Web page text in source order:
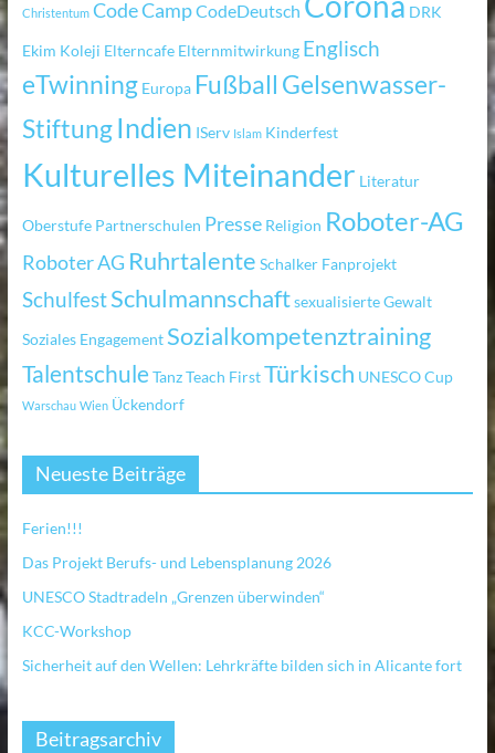
Christentum Code CampCodeDeutsch DRK
Ekim Koleji Elterncafe Elternmitwirkung Englisch
eTwinning Europa Fußball Gelsenwasser-
StiftungIndien IServ Islam Kinderfest
Kulturelles Miteinander Literatur
Oberstufe Partnerschulen Presse Religion Roboter-AG
Roboter AG Ruhrtalente Schalker Fanprojekt
SchulfestSchulmannschaftsexualisierte Gewalt
Soziales Engagement Sozialkompetenztraining
TalentschuleTanzTeach FirstTürkisch UNESCO Cup
Warschau Wien Ückendorf
Neueste Beiträge
Ferien!!!
Das Projekt Berufs- und Lebensplanung 2026
UNESCO Stadtradeln „Grenzen überwinden“
KCC-Workshop
Sicherheit auf den Wellen: Lehrkräfte bilden sich in Alicante fort
Beitragsarchiv